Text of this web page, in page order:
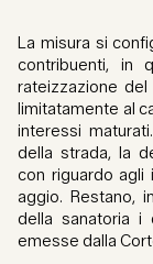
La misura si
contribuenti, in
rateizzazione
limitatamente al
interessi
della strada, la
con riguardo
aggio. Restano,
della sanatoria i
emesse dalla